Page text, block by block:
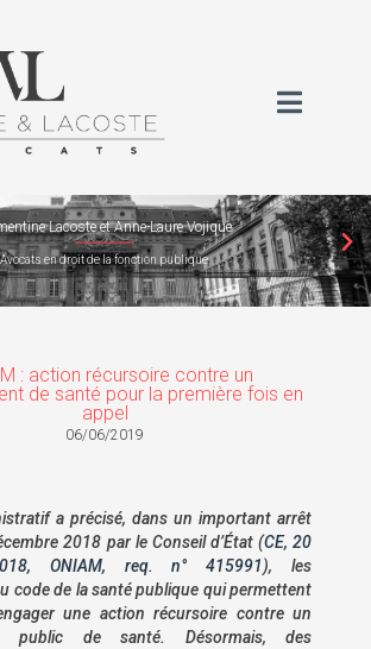
Lacoste et Anne-Laure Vojique
Avocats en droit de la fonction publique
: action récursoire contre un
de santé pour la première fois en
appel
06/06/2019
a précisé, dans un important arrêt
2018 par le Conseil d’État (CE, 20
ONIAM, req. n° 415991), les
code de la santé publique qui permettent
une action récursoire contre un
public de santé. Désormais, des